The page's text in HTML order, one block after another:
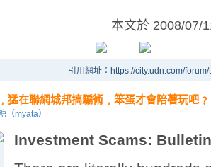
本文於 2008/07/
引用網址：https://city.udn.com/
猛在聯網城邦搞騙術﹐笨蛋才會陪著玩吧﹖
（myata）
Investment Scams: